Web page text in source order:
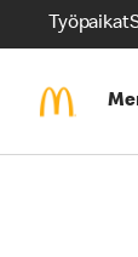
Työpaikat